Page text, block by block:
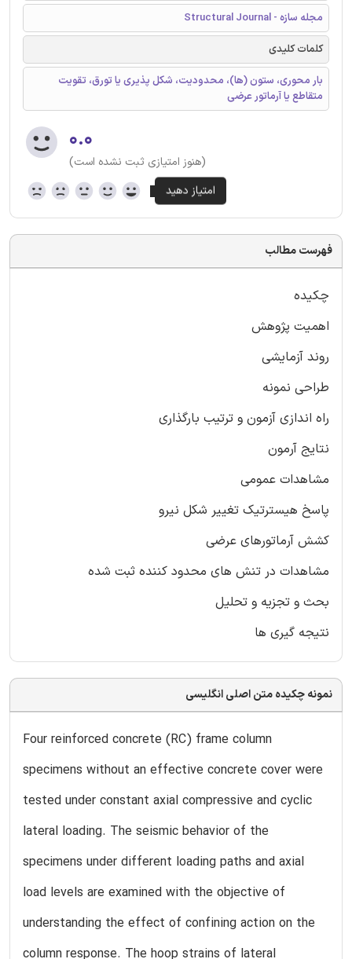
مجله سازه - Structural Journal
کلمات کلیدی
بار محوری، ستون (ها)، محدودیت، شکل پذیری یا تورق، تقویت
متقاطع یا آرماتور عرضی
۰.۰
(هنوز امتیازی ثبت نشده است)
فهرست مطالب
چکیده
اهمیت پژوهش
روند آزمایشی
طراحی نمونه
راه اندازی آزمون و ترتیب بارگذاری
نتایج آرمون
مشاهدات عمومی
پاسخ هیسترتیک تغییر شکل نیرو
کشش آرماتورهای عرضی
مشاهدات در تنش های محدود کننده ثبت شده
بحث و تجزیه و تحلیل
نتیجه گیری ها
نمونه چکیده متن اصلی انگلیسی
Four reinforced concrete (RC) frame column
specimens without an effective concrete cover were
tested under constant axial compressive and cyclic
lateral loading. The seismic behavior of the
specimens under different loading paths and axial
load levels are examined with the objective of
understanding the effect of confining action on the
column response. The hoop strains of lateral